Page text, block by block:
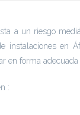
a un riesgo
instalaciones en
en forma adecuada
: